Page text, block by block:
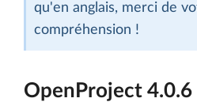
qu'en anglais, merci de
compréhension !
OpenProject 4.0.6